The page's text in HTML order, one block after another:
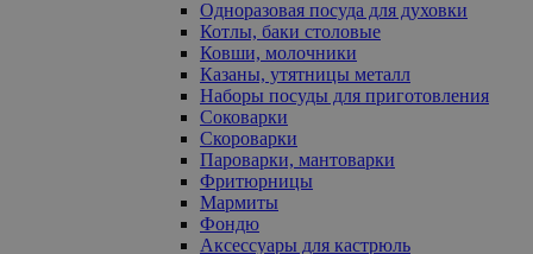
Одноразовая посуда для духовки
Котлы, баки столовые
Ковши, молочники
Казаны, утятницы металл
Наборы посуды для приготовления
Соковарки
Скороварки
Пароварки, мантоварки
Фритюрницы
Мармиты
Фондю
Аксессуары для кастрюль